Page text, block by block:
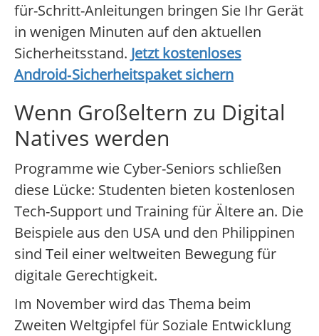
für-Schritt-Anleitungen bringen Sie Ihr Gerät
in wenigen Minuten auf den aktuellen
Sicherheitsstand. Jetzt kostenloses
Android‑Sicherheitspaket sichern
Wenn Großeltern zu Digital
Natives werden
Programme wie Cyber-Seniors schließen
diese Lücke: Studenten bieten kostenlosen
Tech-Support und Training für Ältere an. Die
Beispiele aus den USA und den Philippinen
sind Teil einer weltweiten Bewegung für
digitale Gerechtigkeit.
Im November wird das Thema beim
Zweiten Weltgipfel für Soziale Entwicklung